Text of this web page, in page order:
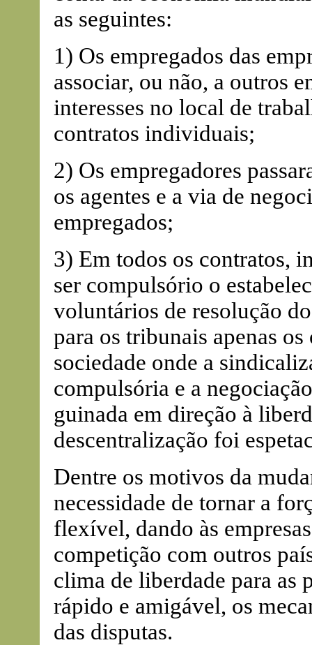
as seguintes:
1) Os empregados das
associar, ou não, a outros
interesses no local de
contratos individuais;
2) Os empregadores
os agentes e a via de
empregados;
3) Em todos os contratos,
ser compulsório o
voluntários de resolução
para os tribunais apenas
sociedade onde a
compulsória e a
guinada em direção à
descentralização foi
Dentre os motivos da
necessidade de tornar a
flexível, dando às
competição com outros
clima de liberdade para as
rápido e amigável, os
das disputas.